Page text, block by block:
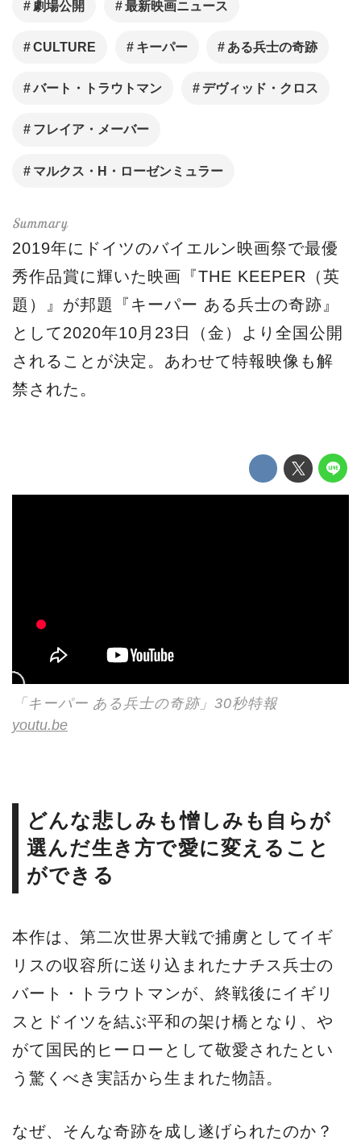
劇場公開 最新映画ニュース
CULTURE キーパー ある兵士の奇跡
バート・トラウトマン デヴィッド・クロス
フレイア・メーバー
マルクス・H・ローゼンミュラー
2019年にドイツのバイエルン映画祭で最優
秀作品賞に輝いた映画『THE KEEPER（英
題）』が邦題『キーパー ある兵士の奇跡』
として2020年10月23日（金）より全国公開
されることが決定。あわせて特報映像も解
禁された。
「キーパー ある兵士の奇跡」30秒特報
youtu.be
どんな悲しみも憎しみも自らが
選んだ生き方で愛に変えること
ができる
本作は、第二次世界大戦で捕虜としてイギ
リスの収容所に送り込まれたナチス兵士の
バート・トラウトマンが、終戦後にイギリ
スとドイツを結ぶ平和の架け橋となり、や
がて国民的ヒーローとして敬愛されたとい
う驚くべき実話から生まれた物語。
なぜ、そんな奇跡を成し遂げられたのか？